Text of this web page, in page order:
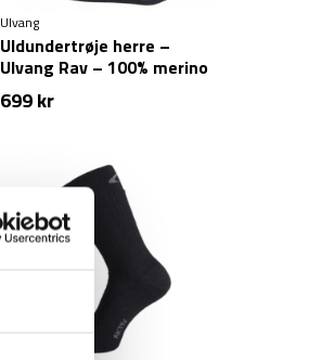
Ulvang
Uldundertrøje herre –
Ulvang Rav – 100% merino
uld
699kr